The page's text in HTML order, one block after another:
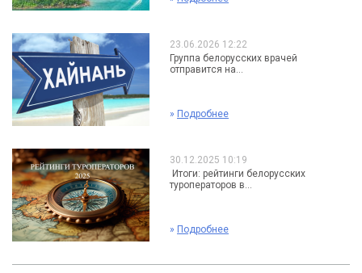
23.06.2026 12:22
Группа белорусских врачей
отправится на...
» Подробнее
30.12.2025 10:19
Итоги: рейтинги белорусских
туроператоров в...
» Подробнее